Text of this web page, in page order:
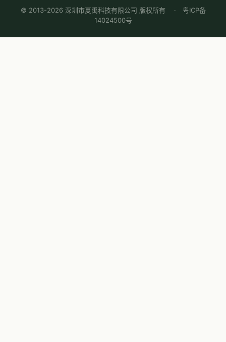
© 2013-2026 深圳市夏禹科技有限公司 版权所有 · 粤ICP备
14024500号